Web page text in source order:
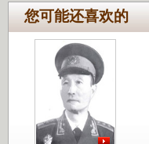
您可能还喜欢的